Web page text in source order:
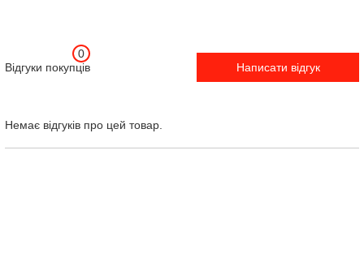
Відгуки покупців
0
Написати відгук
Немає відгуків про цей товар.